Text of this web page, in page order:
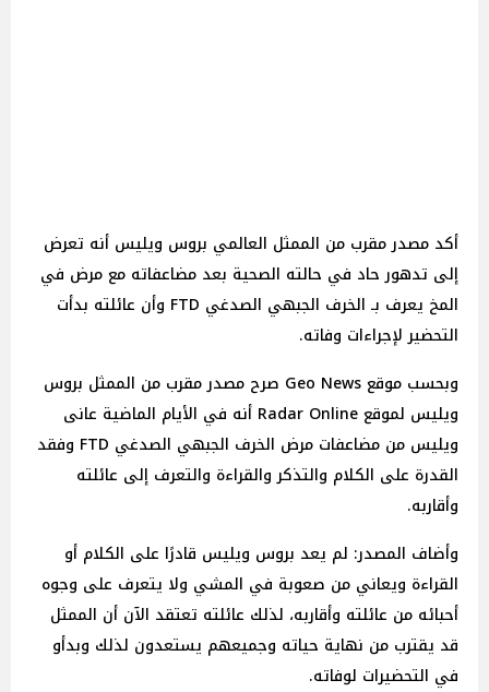
أكد مصدر مقرب من الممثل العالمي بروس ويليس أنه تعرض
إلى تدهور حاد في حالته الصحية بعد مضاعفاته مع مرض في
المخ يعرف بـ الخرف الجبهي الصدغي FTD وأن عائلته بدأت
التحضير لإجراءات وفاته.
وبحسب موقع Geo News صرح مصدر مقرب من الممثل بروس
ويليس لموقع Radar Online أنه في الأيام الماضية عانى
ويليس من مضاعفات مرض الخرف الجبهي الصدغي FTD وفقد
القدرة على الكلام والتذكر والقراءة والتعرف إلى عائلته
وأقاربه.
وأضاف المصدر: لم يعد بروس ويليس قادرًا على الكلام أو
القراءة ويعاني من صعوبة في المشي ولا يتعرف على وجوه
أحبائه من عائلته وأقاربه، لذلك عائلته تعتقد الآن أن الممثل
قد يقترب من نهاية حياته وجميعهم يستعدون لذلك وبدأو
في التحضيرات لوفاته.